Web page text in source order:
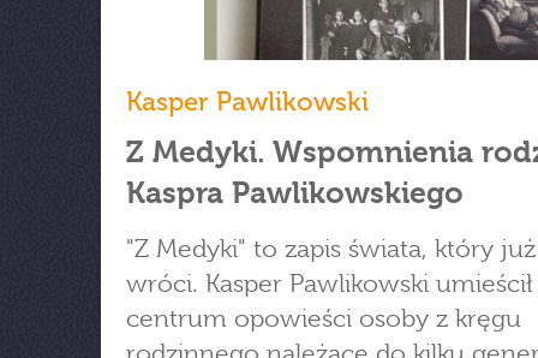
Kasper Pawlikowski
Z Medyki. Wspomnienia
Kaspra Pawlikowskiego
"Z Medyki" to zapis świata, który
wróci. Kasper Pawlikowski
centrum opowieści osoby z kręgu